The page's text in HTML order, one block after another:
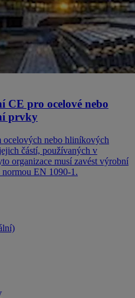
CE pro ocelové nebo
prvky
ocelových nebo hliníkových
částí, používaných v
organizace musí zavést výrobní
EN 1090-1.